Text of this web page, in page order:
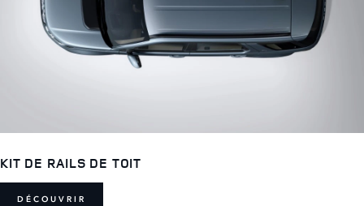
KIT DE RAILS DE TOIT
DÉCOUVRIR